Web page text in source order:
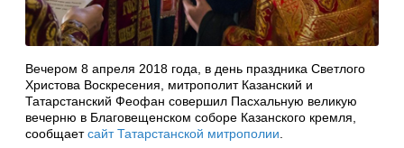
Вечером 8 апреля 2018 года, в день праздника Светлого
Христова Воскресения, митрополит Казанский и
Татарстанский Феофан совершил Пасхальную великую
вечерню в Благовещенском соборе Казанского кремля,
сообщаетсайт Татарстанской митрополии